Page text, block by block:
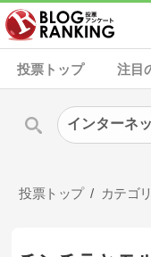
投票トップ 注目
投票トップ カテゴ
インターネ